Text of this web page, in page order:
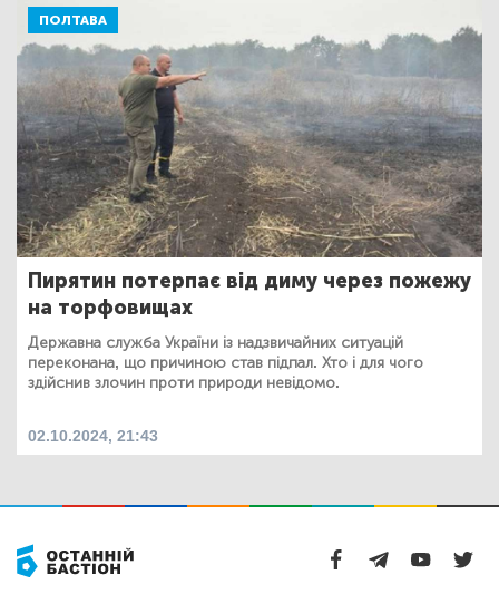
ПОЛТАВА
Пирятин потерпає від диму через пожежу
на торфовищах
Державна служба України із надзвичайних ситуацій
переконана, що причиною став підпал. Хто і для чого
здійснив злочин проти природи невідомо.
02.10.2024, 21:43